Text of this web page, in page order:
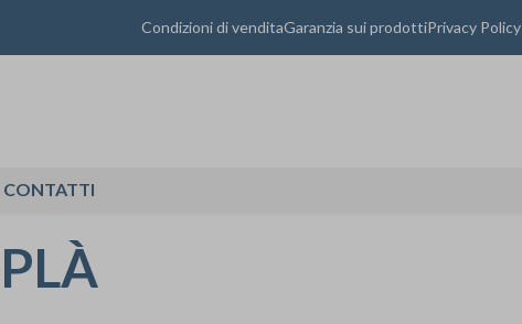
Condizioni di venditaGaranzia sui prodottiPrivacy Policy
CONTATTI